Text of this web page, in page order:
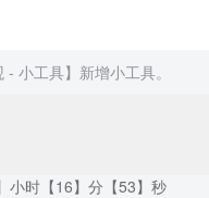
小工具】新增小工具。
小时【16】分【53】秒